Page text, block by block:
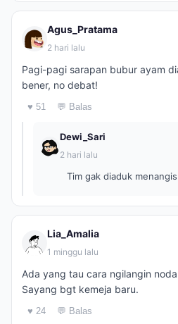
Agus_Pratama
2 hari lalu
Pagi-pagi sarapan bubur ayam
bener, no debat!
♥ 51 💬 Balas
Dewi_Sari
2 hari lalu
Tim gak diaduk
Lia_Amalia
1 minggu lalu
Ada yang tau cara ngilangin
Sayang bgt kemeja baru.
♥ 24 💬 Balas